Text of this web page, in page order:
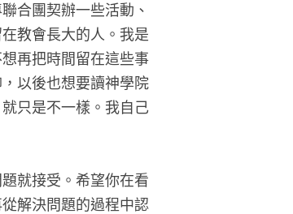
合團契辦一些活動、
教會長大的人。我是
再把時間留在這些事
以後也想要讀神學院
只是不一樣。我自己
就接受。希望你在看
解決問題的過程中認